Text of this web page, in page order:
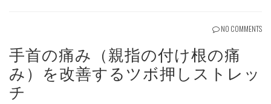
NO COMMENTS
手首の痛み（親指の付け根の痛
み）を改善するツボ押しストレッ
チ